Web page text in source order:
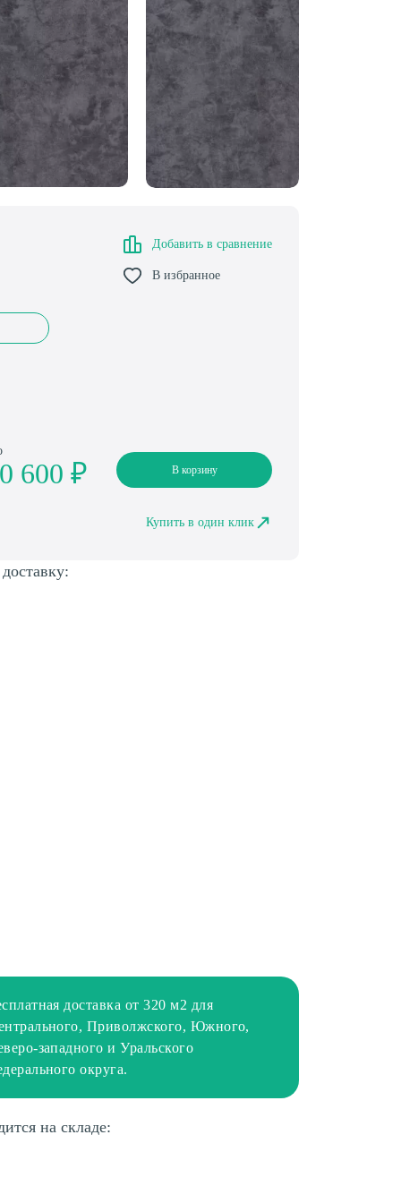
Добавить в сравнение
В избранное
600 ₽ В корзину
Купить в один клик
доставка от 320 м2 для
Приволжского, Южного,
западного и Уральского
округа.
на складе: